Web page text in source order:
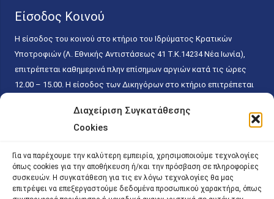
Διαχείριση Συγκατάθεσης
Cookies
Για να παρέχουμε την καλύτερη εμπειρία, χρησιμοποιούμε τεχνολογίες
όπως cookies για την αποθήκευση ή/και την πρόσβαση σε πληροφορίες
συσκευών. Η συγκατάθεση για τις εν λόγω τεχνολογίες θα μας
επιτρέψει να επεξεργαστούμε δεδομένα προσωπικού χαρακτήρα, όπως
Είσοδος Κοινού
Η είσοδος του κοινού στο κτήριο του Ιδρύματος Κρατικών
Υποτροφιών (Λ. Εθνικής Αντιστάσεως 41 T.K.14234 Νέα Ιωνία),
επιτρέπεται καθημερινά πλην επίσημων αργιών κατά τις ώρες
12.00 – 15.00. Η είσοδος των Δικηγόρων στο κτήριο επιτρέπεται
κάθε εργάσιμη ημέρα και ώρα χωρίς κανέναν χρονικό ή άλλο
περιορισμό. Η είσοδος του κοινού ειδικά στο γραφείο του
15.00. Η εξυπηρέτηση του κοινού πραγματοποιείται βάσει των
παγίων ισχυουσών διατάξεων. Για την αποφυγή συνωστισμού
εντός του εσωτερικού χώρου εξυπηρέτησης και αναμονής του